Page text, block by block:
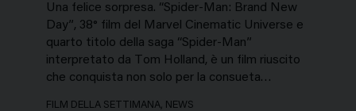
Una felice sorpresa. “Spider-Man: Brand New
Day”, 38° film del Marvel Cinematic Universe e
quarto titolo della saga “Spider-Man”
interpretato da Tom Holland, è un film riuscito
che conquista non solo per la consueta…
FILM DELLA SETTIMANA, NEWS